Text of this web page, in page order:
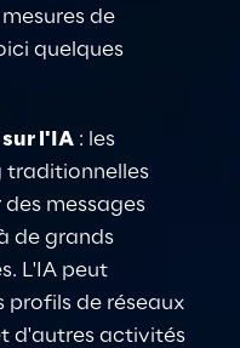
de
quelques
sur l'IA : les
traditionnelles
messages
de grands
L'IA peut
profils de réseaux
d'autres activités